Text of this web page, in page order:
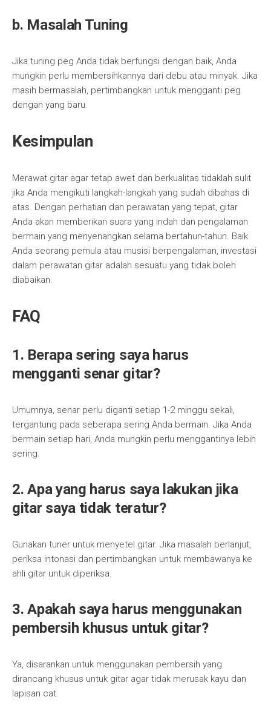
b. Masalah Tuning
Jika tuning peg Anda tidak berfungsi dengan baik, Anda
mungkin perlu membersihkannya dari debu atau minyak. Jika
masih bermasalah, pertimbangkan untuk mengganti peg
dengan yang baru.
Kesimpulan
Merawat gitar agar tetap awet dan berkualitas tidaklah sulit
jika Anda mengikuti langkah-langkah yang sudah dibahas di
atas. Dengan perhatian dan perawatan yang tepat, gitar
Anda akan memberikan suara yang indah dan pengalaman
bermain yang menyenangkan selama bertahun-tahun. Baik
Anda seorang pemula atau musisi berpengalaman, investasi
dalam perawatan gitar adalah sesuatu yang tidak boleh
diabaikan.
FAQ
1. Berapa sering saya harus
mengganti senar gitar?
Umumnya, senar perlu diganti setiap 1-2 minggu sekali,
tergantung pada seberapa sering Anda bermain. Jika Anda
bermain setiap hari, Anda mungkin perlu menggantinya lebih
sering.
2. Apa yang harus saya lakukan jika
gitar saya tidak teratur?
Gunakan tuner untuk menyetel gitar. Jika masalah berlanjut,
periksa intonasi dan pertimbangkan untuk membawanya ke
ahli gitar untuk diperiksa.
3. Apakah saya harus menggunakan
pembersih khusus untuk gitar?
Ya, disarankan untuk menggunakan pembersih yang
dirancang khusus untuk gitar agar tidak merusak kayu dan
lapisan cat.